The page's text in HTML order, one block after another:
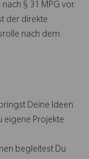
§ 31 MPG vor.
der direkte
nach dem
Deine Ideen
eigene Projekte
begleitest Du